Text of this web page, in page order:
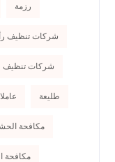
رزمة
شركات تنظيف
شركات تنظيف
طليعة
مكافحة
مكافحة